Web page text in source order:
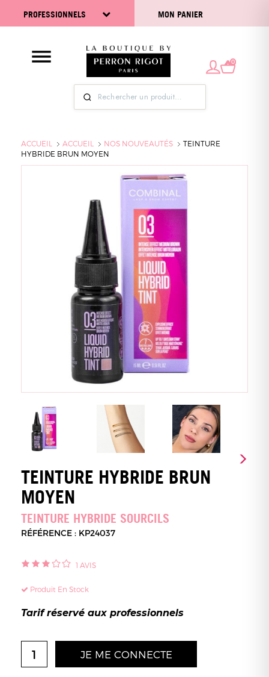
PROFESSIONNELS MON PANIER
0
ACCUEIL ACCUEIL NOS NOUVEAUTÉS
TEINTURE
HYBRIDE BRUN MOYEN
TEINTURE HYBRIDE BRUN
MOYEN
TEINTURE HYBRIDE SOURCILS
RÉFÉRENCE : KP24037
1 AVIS
Produit En Stock
Tarif réservé aux professionnels
JE ME CONNECTE